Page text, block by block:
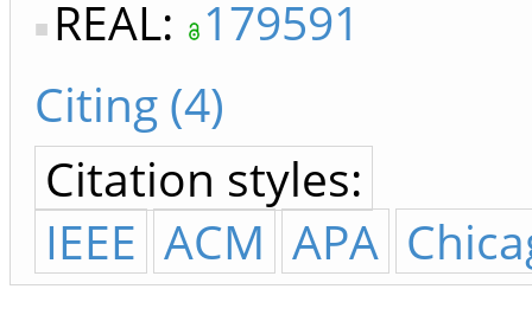
REAL: 179591
Citing (4)
Citation styles:
IEEE ACM APA